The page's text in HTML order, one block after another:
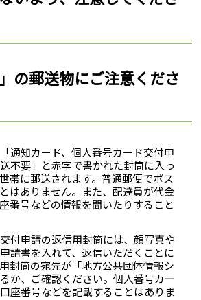
の郵送物にご注意くださ
通知カード、個人番号カード交付申
不要」と赤字で書かれた封筒に入っ
帯に郵送されます。普通郵便でポス
はありません。また、配達員が代金
番号などの情報を聞いたりすること
付申請の返信用封筒には、顔写真や
請書を入れて、返信いただくことに
封筒の宛先が「地方公共団体情報シ
か、ご確認ください。個人番号カー
座番号などを記載することはありま